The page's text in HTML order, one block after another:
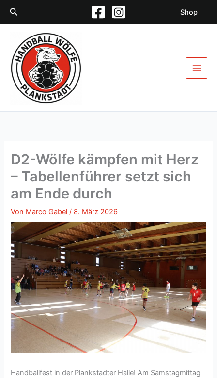
Inhalt
Suchen Shop
D2-Wölfe kämpfen mit Herz
– Tabellenführer setzt sich
am Ende durch
Von Marco Gabel/ 8. März 2026
Handballfest in der Plankstadter Halle! Am Samstagmittag